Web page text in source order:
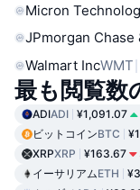
Micron
JPmorgan Chase
Walmart IncWMT
最も閲覧数
ADIADI ¥1,091.07
ビットコインBTC
XRPXRP ¥163.67
イーサリアムETH